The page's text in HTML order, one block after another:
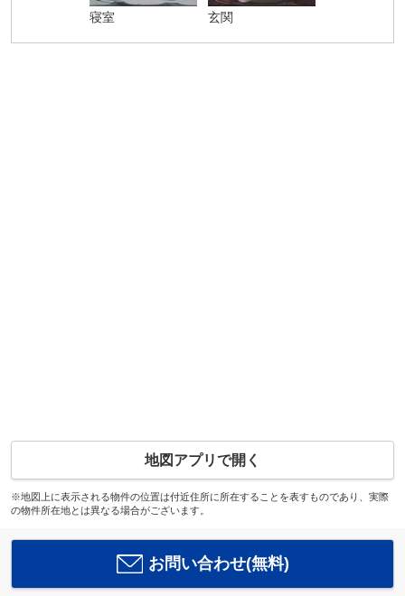
寝室 玄関
地図アプリで開く
※地図上に表示される物件の位置は付近住所に所在することを表すものであり、実際
の物件所在地とは異なる場合がございます。
お問い合わせ(無料)